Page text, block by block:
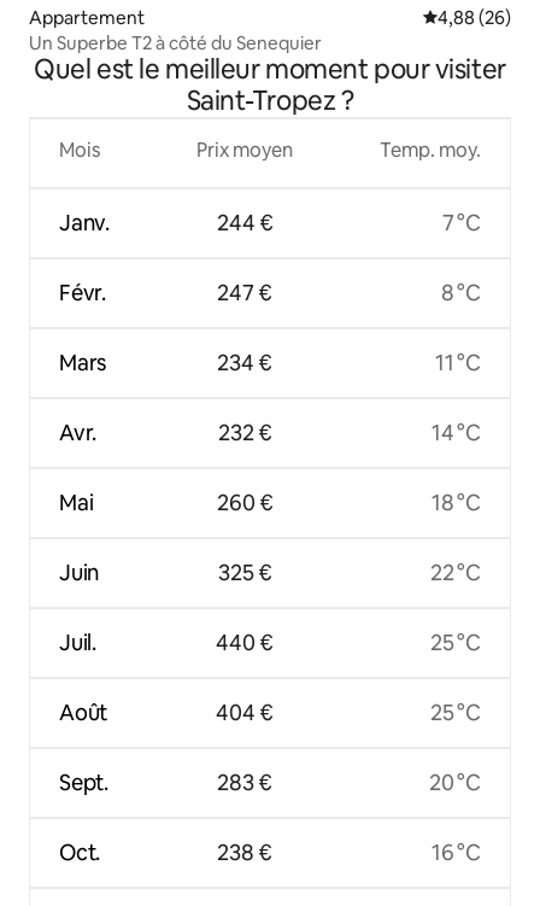
Appartement Évaluation
4,88 (26)
Un Superbe T2 à côté du Senequier
Quel est le meilleur moment pour visiter
Saint-Tropez ?
Mois
Janv.
Févr.
Mars
Avr.
Mai
Juin
Juil.
Août
Sept.
Oct.
Prix moyen
244 €
247 €
234 €
232 €
260 €
325 €
440 €
404 €
283 €
238 €
Temp. moy.
7 °C
8 °C
11 °C
14 °C
18 °C
22 °C
25 °C
25 °C
20 °C
16 °C